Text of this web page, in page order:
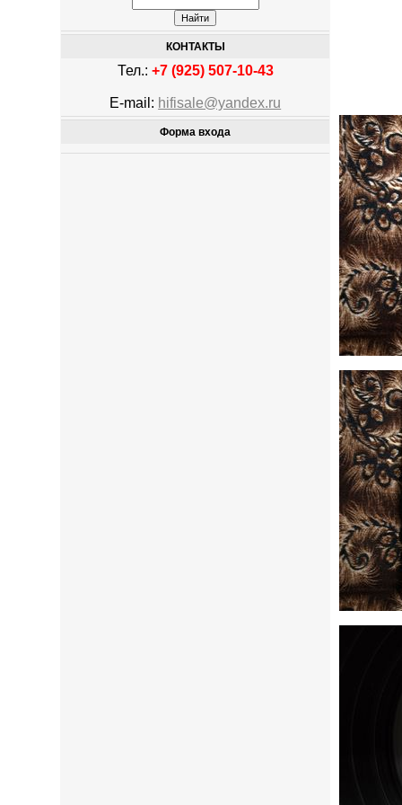
КОНТАКТЫ
Тел.: +7 (925) 507-10-43
E-mail: hifisale@yandex.ru
Форма входа